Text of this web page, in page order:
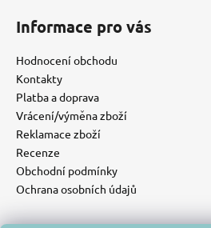
Informace pro vás
Hodnocení obchodu
Kontakty
Platba a doprava
Vrácení/výměna zboží
Reklamace zboží
Recenze
Obchodní podmínky
Ochrana osobních údajů